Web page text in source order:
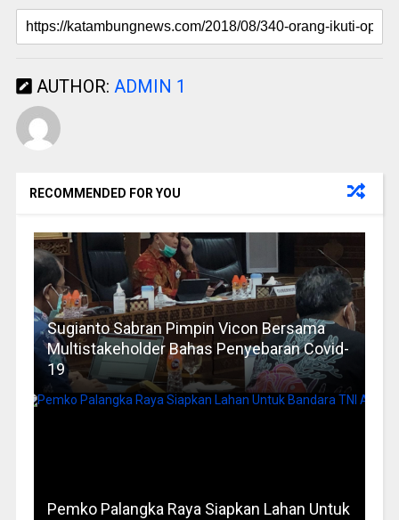
AUTHOR: ADMIN 1
RECOMMENDED FOR YOU
Sugianto Sabran Pimpin Vicon Bersama
Multistakeholder Bahas Penyebaran Covid-
19
Pemko Palangka Raya Siapkan Lahan Untuk